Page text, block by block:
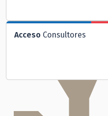
Acceso Consultores